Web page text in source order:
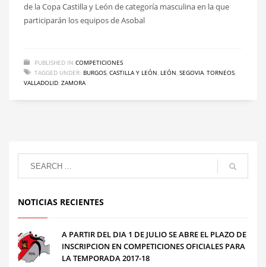
de la Copa Castilla y León de categoría masculina en la que
participarán los equipos de Asobal
PUBLISHED IN COMPETICIONES
TAGGED UNDER: BURGOS CASTILLA Y LEÓN LEÓN SEGOVIA TORNEOS
VALLADOLID ZAMORA
NOTICIAS RECIENTES
A PARTIR DEL DIA 1 DE JULIO SE ABRE EL PLAZO DE
INSCRIPCION EN COMPETICIONES OFICIALES PARA
LA TEMPORADA 2017-18